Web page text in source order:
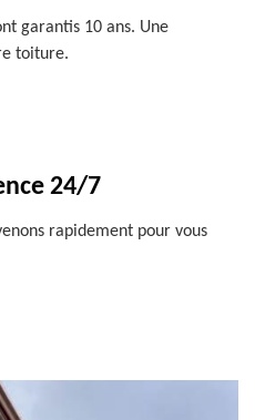
garantis 10 ans. Une
toiture.
24/7
rapidement pour vous